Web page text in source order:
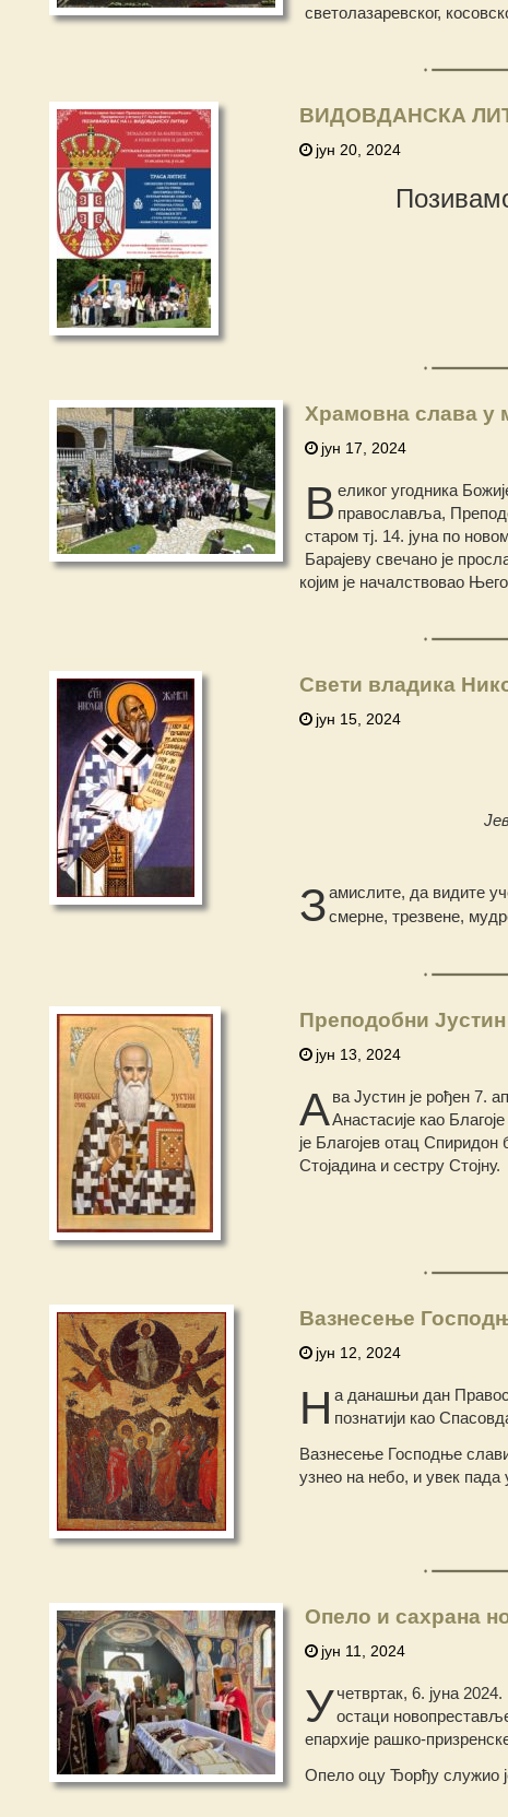
светолазаревског,
ВИДОВДАНСКА
јун 20, 2024
Храмовна слава у
јун 17, 2024
В еликог угодника
православља,
старом тј. 14. јуна по
Барајеву свечано је
којим је началствовао
Свети владика
јун 15, 2024
Замислите, да видите
смерне, трезвене,
Преподобни
јун 13, 2024
Ава Јустин је рођен 7.
Анастасије као
је Благојев отац Спиридон
Стојадина и сестру Стојну.
Вазнесење
јун 12, 2024
Н а данашњи дан
познатији као
Вазнесење Господње
узнео на небо, и увек
Опело и сахрана
јун 11, 2024
У четвртак, 6. јуна
остаци
епархије рашко-
Опело оцу Ђорђу служио